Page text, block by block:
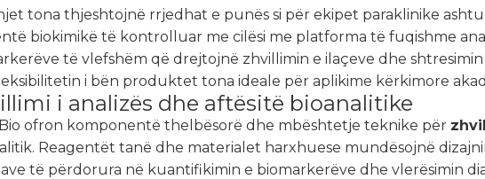
tona thjeshtojnë rrjedhat e punës si për ekipet paraklinike
biokimikë të kontrolluar me cilësi me platforma të fuqishme
të vlefshëm që drejtojnë zhvillimin e ilaçeve dhe
i bën produktet tona ideale për aplikime kërkimore
i analizës dhe aftësitë bioanalitike
ofron komponentë thelbësorë dhe mbështetje teknike për
Reagentët tanë dhe materialet harxhuese mundësojnë
të përdorura në kuantifikimin e biomarkerëve dhe vlerësimin